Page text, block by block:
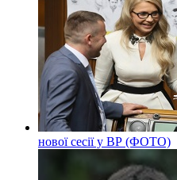
нової сесії у ВР (ФОТО)